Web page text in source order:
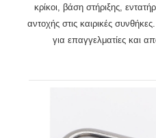
κρίκοι, βάση στήριξης,
αντοχής στις καιρικές συνθήκες.
για επαγγελματίες και